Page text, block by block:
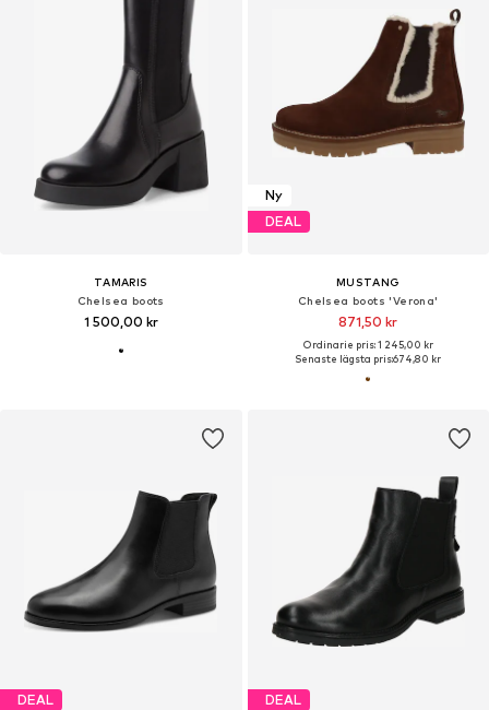
TAMARIS
Chelsea boots
1 500,00 kr
Ny
DEAL
MUSTANG
Chelsea boots 'Verona'
871,50 kr
Ordinarie pris: 1 245,00 kr
Senaste lägsta pris:674,80 kr
DEAL DEAL